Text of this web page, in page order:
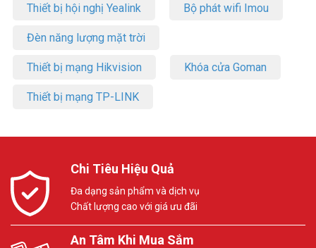
Thiết bị hội nghị Yealink Bộ phát wifi Imou
Đèn năng lượng mặt trời
Thiết bị mạng Hikvision Khóa cửa Goman
Thiết bị mạng TP-LINK
Chi Tiêu Hiệu Quả
Đa dạng sản phẩm và dịch vụ
Chất lượng cao với giá ưu đãi
An Tâm Khi Mua Sắm